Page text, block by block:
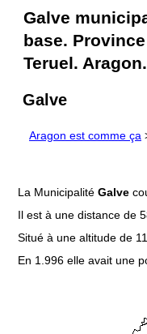
Galve
base.
Teruel. Aragon.
Galve
Aragon est comme ça
La Municipalité Galve
Il est à une distance de
Situé à une altitude de
En 1.996 elle avait une